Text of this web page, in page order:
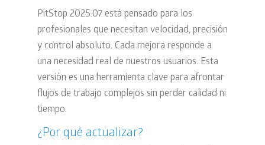
PitStop 2025.07 está pensado para los
profesionales que necesitan velocidad, precisión
y control absoluto. Cada mejora responde a
una necesidad real de nuestros usuarios. Esta
versión es una herramienta clave para afrontar
flujos de trabajo complejos sin perder calidad ni
tiempo.
¿Por qué actualizar?